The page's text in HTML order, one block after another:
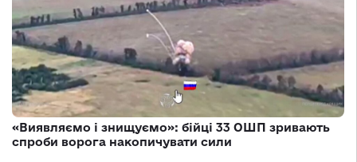
«Виявляємо і знищуємо»: бійці 33 ОШП зривають
спроби ворога накопичувати сили